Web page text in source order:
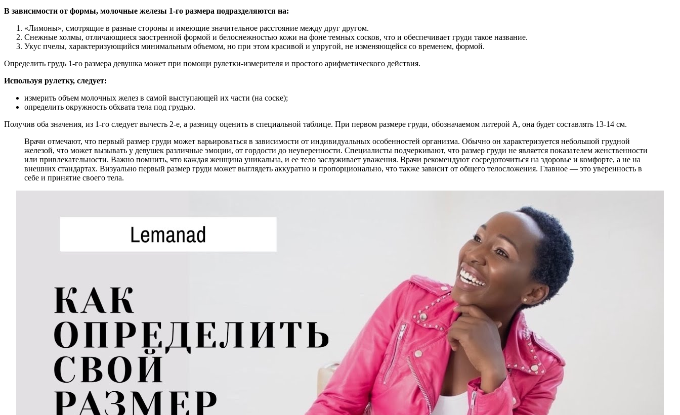
В зависимости от формы, молочные железы 1-го размера подразделяются на:
«Лимоны», смотрящие в разные стороны и имеющие значительное расстояние между друг другом.
Снежные холмы, отличающиеся заостренной формой и белоснежностью кожи на фоне темных сосков, что и обеспечивает груди такое название.
Укус пчелы, характеризующийся минимальным объемом, но при этом красивой и упругой, не изменяющейся со временем, формой.
Определить грудь 1-го размера девушка может при помощи рулетки-измерителя и простого арифметического действия.
Используя рулетку, следует:
измерить объем молочных желез в самой выступающей их части (на соске);
определить окружность обхвата тела под грудью.
Получив оба значения, из 1-го следует вычесть 2-е, а разницу оценить в специальной таблице. При первом размере груди, обозначаемом литерой А, она будет составлять 13-14 см.
Врачи отмечают, что первый размер груди может варьироваться в зависимости от индивидуальных особенностей организма. Обычно он характеризуется небольшой грудной
железой, что может вызывать у девушек различные эмоции, от гордости до неуверенности. Специалисты подчеркивают, что размер груди не является показателем женственности
или привлекательности. Важно помнить, что каждая женщина уникальна, и ее тело заслуживает уважения. Врачи рекомендуют сосредоточиться на здоровье и комфорте, а не на
внешних стандартах. Визуально первый размер груди может выглядеть аккуратно и пропорционально, что также зависит от общего телосложения. Главное — это уверенность в
себе и принятие своего тела.